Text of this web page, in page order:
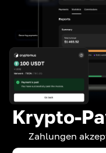
Krypto-
Zahlungen